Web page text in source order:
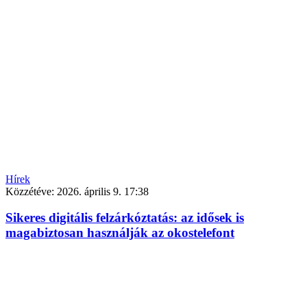
Hírek
Közzétéve: 2026. április 9. 17:38
Sikeres digitális felzárkóztatás: az idősek is
magabiztosan használják az okostelefont